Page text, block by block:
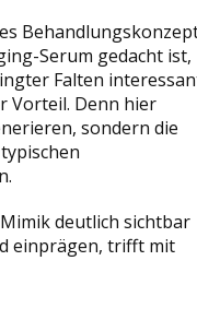
Serum gedacht ist,
Falten
Vorteil. Denn hier
sondern die
deutlich sichtbar
einprägen, trifft mit